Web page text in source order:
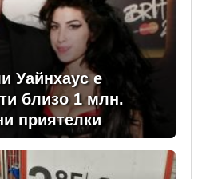
Уайнхаус е
близо 1 млн.
приятелки